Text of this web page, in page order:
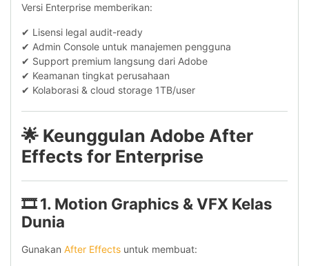
Versi Enterprise memberikan:
✔ Lisensi legal audit-ready
✔ Admin Console untuk manajemen pengguna
✔ Support premium langsung dari Adobe
✔ Keamanan tingkat perusahaan
✔ Kolaborasi & cloud storage 1TB/user
🌟 Keunggulan Adobe After
Effects for Enterprise
🎞 1. Motion Graphics & VFX Kelas
Dunia
Gunakan After Effects untuk membuat: